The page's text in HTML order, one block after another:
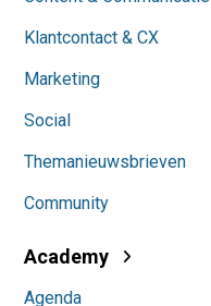
Klantcontact & CX
Marketing
Social
Themanieuwsbrieven
Community
Academy
Agenda